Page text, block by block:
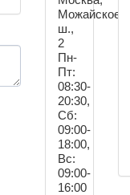
Можайское
ш.,
2
Пн-
Пт:
08:30-
20:30,
Сб:
09:00-
18:00,
Вс:
09:00-
16:00